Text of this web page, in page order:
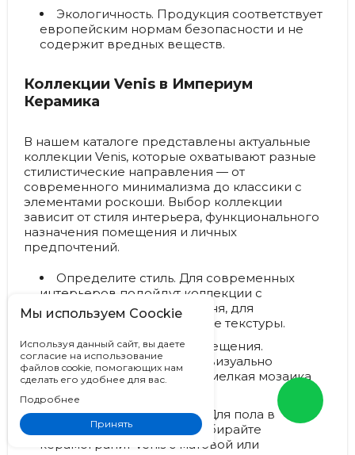
Экологичность. Продукция соответствует
европейским нормам безопасности и не
содержит вредных веществ.
Коллекции Venis в Империум
Керамика
В нашем каталоге представлены актуальные
коллекции Venis, которые охватывают разные
стилистические направления — от
современного минимализма до классики с
элементами роскоши. Выбор коллекции
зависит от стиля интерьера, функционального
назначения помещения и личных
предпочтений.
Определите стиль. Для современных
интерьеров подойдут коллекции с
имитацией бетона или камня, для
классических — мраморные текстуры.
Учитывайте размер помещения.
Крупноформатная плитка визуально
расширяет пространство, мелкая мозаика
Оцените практичность.
Для пола в
прихожей или на кухне выбирайте
керамогранит Venis с матовой или
Мы используем Coockie
Используя данный сайт, вы даете
согласие на использование
файлов cookie, помогающих нам
сделать его удобнее для вас.
Подробнее
Принять